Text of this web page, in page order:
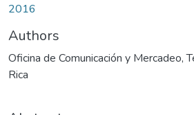
2016
Authors
Oficina de Comunicación y Mercadeo,
Rica